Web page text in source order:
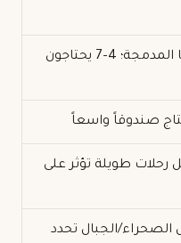
شخصان تناسبهما المدمجة؛ 4–7 يحتاجون
صندوقاً واسعاً
رحلات طويلة تؤثر على
الصحراء/الجبال تحدد